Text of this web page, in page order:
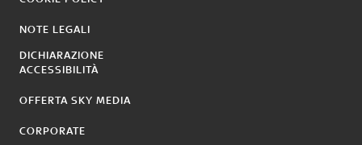
NOTE LEGALI
DICHIARAZIONE
ACCESSIBILITÀ
OFFERTA SKY MEDIA
CORPORATE